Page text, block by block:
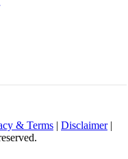
& Terms | Disclaimer|